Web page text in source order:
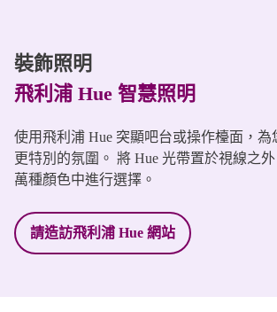
裝飾照明
飛利浦 Hue 智慧照明
使用飛利浦 Hue 突顯吧台或操作檯面，為
更特別的氛圍。 將 Hue 光帶置於視線之
萬種顏色中進行選擇。
請造訪飛利浦 Hue 網站